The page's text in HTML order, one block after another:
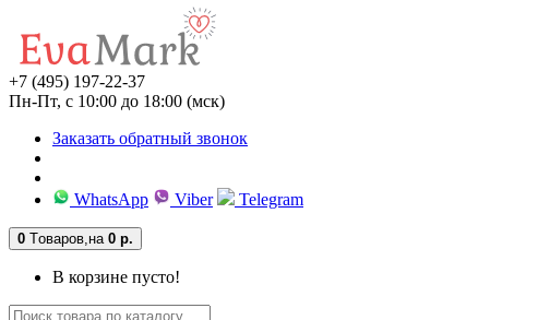
+7 (495) 197-22-37
Пн-Пт, с 10:00 до 18:00 (мск)
Заказать обратный звонок
WhatsApp Viber Telegram
0 Tоваров, на 0 р.
В корзине пусто!